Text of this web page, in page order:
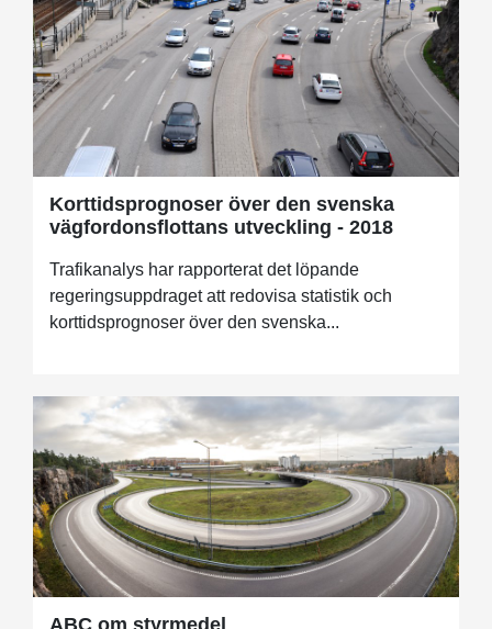
Korttidsprognoser över den svenska
vägfordonsflottans utveckling - 2018
Trafikanalys har rapporterat det löpande
regeringsuppdraget att redovisa statistik och
korttidsprognoser över den svenska...